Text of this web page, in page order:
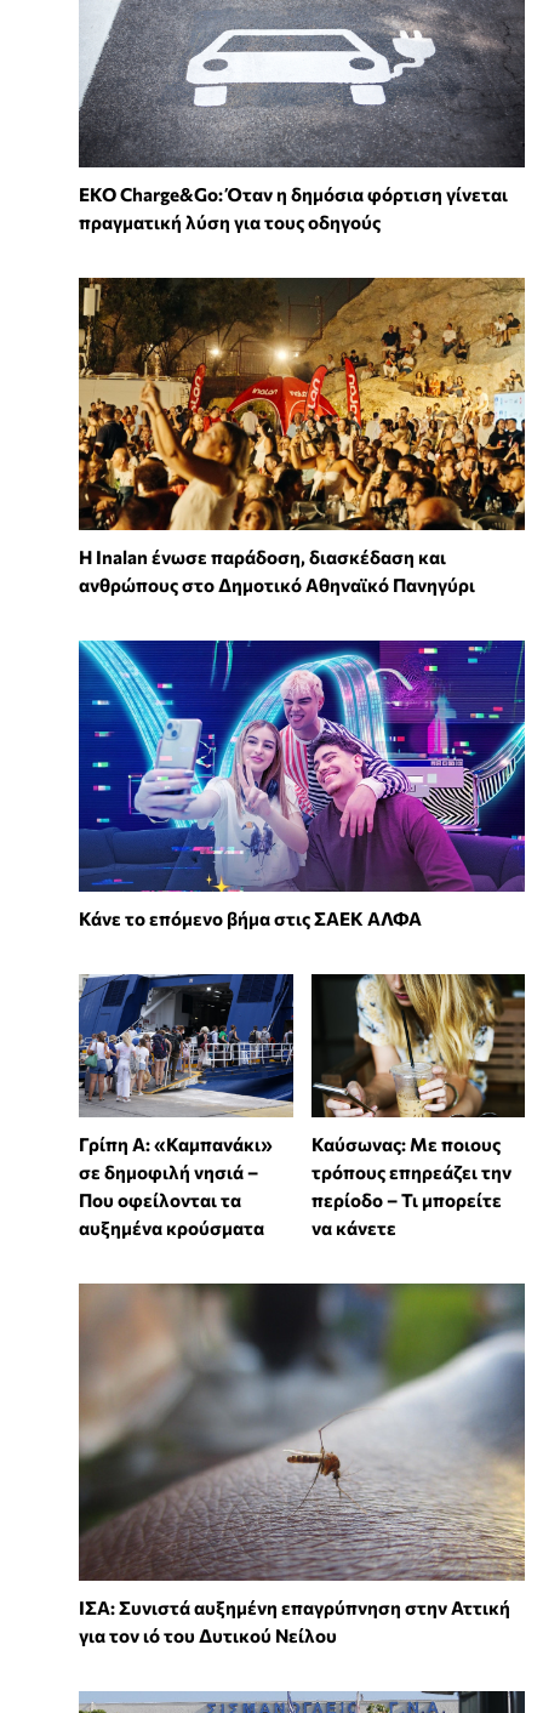
EKO Charge&Go: Όταν η δημόσια φόρτιση γίνεται
πραγματική λύση για τους οδηγούς
Η Inalan ένωσε παράδοση, διασκέδαση και
ανθρώπους στο Δημοτικό Αθηναϊκό Πανηγύρι
Κάνε το επόμενο βήμα στις ΣΑΕΚ ΑΛΦΑ
Γρίπη Α: «Καμπανάκι»
σε δημοφιλή νησιά –
Που οφείλονται τα
αυξημένα κρούσματα
Καύσωνας: Με ποιους
τρόπους επηρεάζει την
περίοδο – Τι μπορείτε
να κάνετε
ΙΣΑ: Συνιστά αυξημένη επαγρύπνηση στην Αττική
για τον ιό του Δυτικού Νείλου